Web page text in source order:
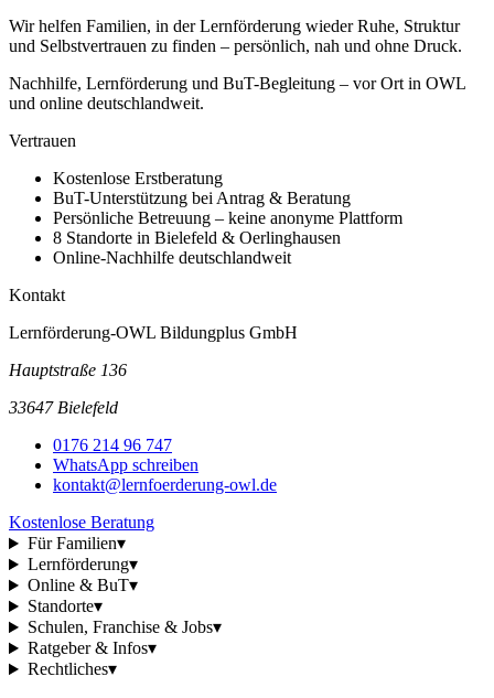
Wir helfen Familien, in der Lernförderung wieder Ruhe, Struktur
und Selbstvertrauen zu finden – persönlich, nah und ohne Druck.
Nachhilfe, Lernförderung und BuT-Begleitung – vor Ort in OWL
und online deutschlandweit.
Vertrauen
Kostenlose Erstberatung
BuT-Unterstützung bei Antrag & Beratung
Persönliche Betreuung – keine anonyme Plattform
8 Standorte in Bielefeld & Oerlinghausen
Online-Nachhilfe deutschlandweit
Kontakt
Lernförderung-OWL Bildungplus GmbH
Hauptstraße 136
33647 Bielefeld
0176 214 96 747
WhatsApp schreiben
kontakt@lernfoerderung-owl.de
Kostenlose Beratung
Für Familien▾
Lernförderung▾
Online & BuT▾
Standorte▾
Schulen, Franchise & Jobs▾
Ratgeber & Infos▾
Rechtliches▾